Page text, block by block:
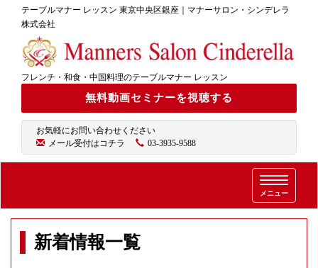
テーブルマナー レッスン 東京中央区銀座｜マナーサロン・シンデレラ
株式会社
フレンチ・和食・中国料理のテーブルマナー レッスン
無料動画セミナーを視聴する
お気軽にお問い合わせください
メール受付はコチラ
03-3935-9588
T
o
g
メニュー
新着情報一覧